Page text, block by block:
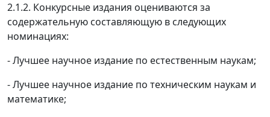
2.1.2. Конкурсные издания оцениваются за
содержательную составляющую в следующих
номинациях:
- Лучшее научное издание по естественным наукам;
- Лучшее научное издание по техническим наукам и
математике;